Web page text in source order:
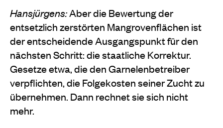
Hansjürgens:Aber die Bewertung der
entsetzlich zerstörten Mangrovenflächen ist
der entscheidende Ausgangspunkt für den
nächsten Schritt: die staatliche Korrektur.
Gesetze etwa, die den Garnelenbetreiber
verpflichten, die Folgekosten seiner Zucht zu
übernehmen. Dann rechnet sie sich nicht
mehr.